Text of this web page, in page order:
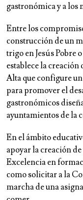
gastronómica y a los
Entre los
construcción de un
trigo en Jesús Pobre
establece la
Alta que configure
para promover el
gastronómicos
ayuntamientos de la
En el ámbito
apoyar la creación
Excelencia en
como solicitar a la
marcha de una